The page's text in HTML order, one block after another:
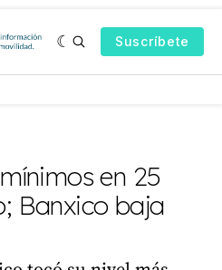
Suscríbete
en 25
Banxico baja